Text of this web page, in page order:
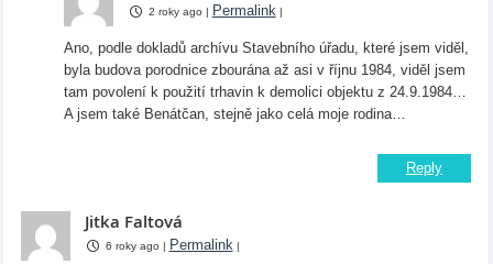
2 roky ago | Permalink |
Ano, podle dokladů archívu Stavebního úřadu, které jsem viděl,
byla budova porodnice zbourána až asi v říjnu 1984, viděl jsem
tam povolení k použití trhavin k demolici objektu z 24.9.1984…
A jsem také Benátčan, stejně jako celá moje rodina…
Reply
Jitka Faltová
6 roky ago | Permalink |